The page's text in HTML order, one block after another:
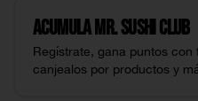
AcumulaMr. Sushi Club
Regístrate, gana puntos con
canjealos por productos y